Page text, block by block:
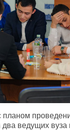
планом
два ведущих вуза